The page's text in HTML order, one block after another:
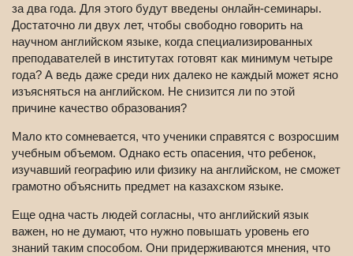
за два года. Для этого будут введены онлайн-семинары.
Достаточно ли двух лет, чтобы свободно говорить на
научном английском языке, когда специализированных
преподавателей в институтах готовят как минимум четыре
года? А ведь даже среди них далеко не каждый может ясно
изъясняться на английском. Не снизится ли по этой
причине качество образования?
Мало кто сомневается, что ученики справятся с возросшим
учебным объемом. Однако есть опасения, что ребенок,
изучавший географию или физику на английском, не сможет
грамотно объяснить предмет на казахском языке.
Еще одна часть людей согласны, что английский язык
важен, но не думают, что нужно повышать уровень его
знаний таким способом. Они придерживаются мнения, что